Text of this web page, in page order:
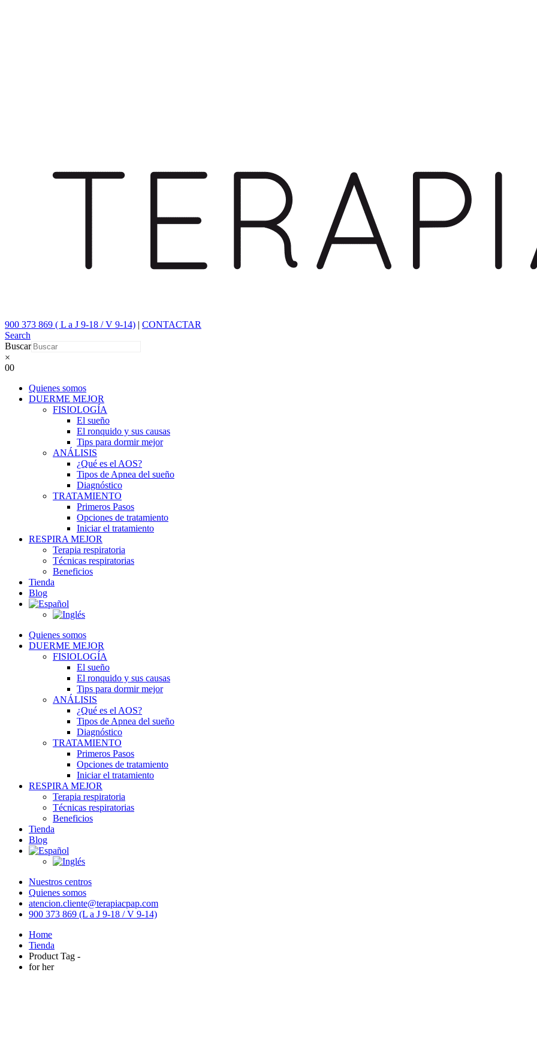
900 373 869 ( L a J 9-18 / V 9-14) | CONTACTAR
Search
Buscar
×
00
Quienes somos
DUERME MEJOR
FISIOLOGÍA
El sueño
El ronquido y sus causas
Tips para dormir mejor
ANÁLISIS
¿Qué es el AOS?
Tipos de Apnea del sueño
Diagnóstico
TRATAMIENTO
Primeros Pasos
Opciones de tratamiento
Iniciar el tratamiento
RESPIRA MEJOR
Terapia respiratoria
Técnicas respiratorias
Beneficios
Tienda
Blog
Quienes somos
DUERME MEJOR
FISIOLOGÍA
El sueño
El ronquido y sus causas
Tips para dormir mejor
ANÁLISIS
¿Qué es el AOS?
Tipos de Apnea del sueño
Diagnóstico
TRATAMIENTO
Primeros Pasos
Opciones de tratamiento
Iniciar el tratamiento
RESPIRA MEJOR
Terapia respiratoria
Técnicas respiratorias
Beneficios
Tienda
Blog
Nuestros centros
Quienes somos
atencion.cliente@terapiacpap.com
900 373 869 (L a J 9-18 / V 9-14)
Home
Tienda
Product Tag -
for her